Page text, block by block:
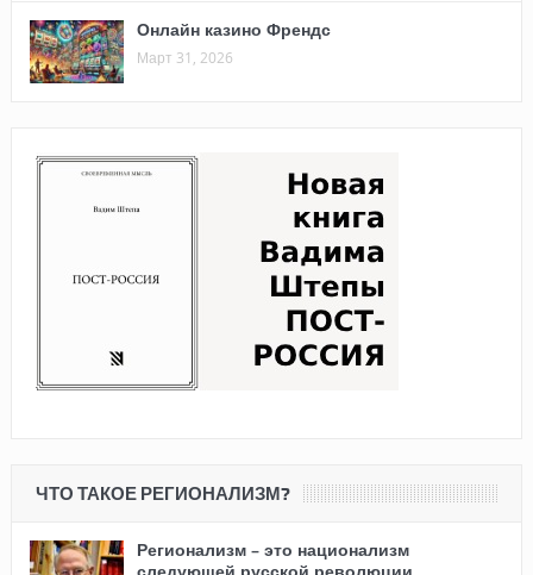
Онлайн казино Френдс
Март 31, 2026
ЧТО ТАКОЕ РЕГИОНАЛИЗМ?
Регионализм – это национализм